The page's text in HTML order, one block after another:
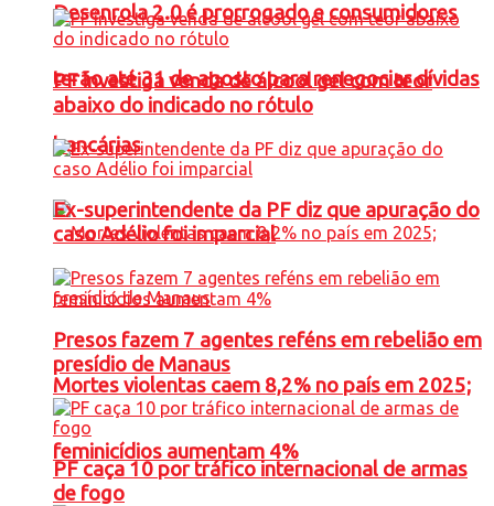
Desenrola 2.0 é prorrogado e consumidores
terão até 31 de agosto para renegociar dívidas
bancárias
Mortes violentas caem 8,2% no país em 2025;
feminicídios aumentam 4%
PF investiga venda de álcool gel com teor
abaixo do indicado no rótulo
Ex-superintendente da PF diz que apuração do
caso Adélio foi imparcial
Presos fazem 7 agentes reféns em rebelião em
presídio de Manaus
PF caça 10 por tráfico internacional de armas
de fogo